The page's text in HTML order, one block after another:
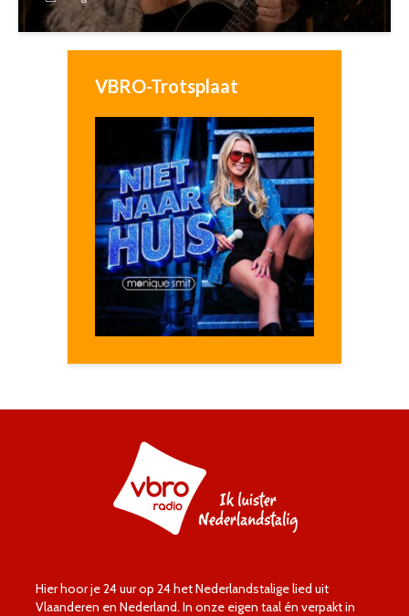
VBRO-Trotsplaat
Hier hoor je 24 uur op 24 het Nederlandstalige lied uit
Vlaanderen en Nederland. In onze eigen taal én verpakt in